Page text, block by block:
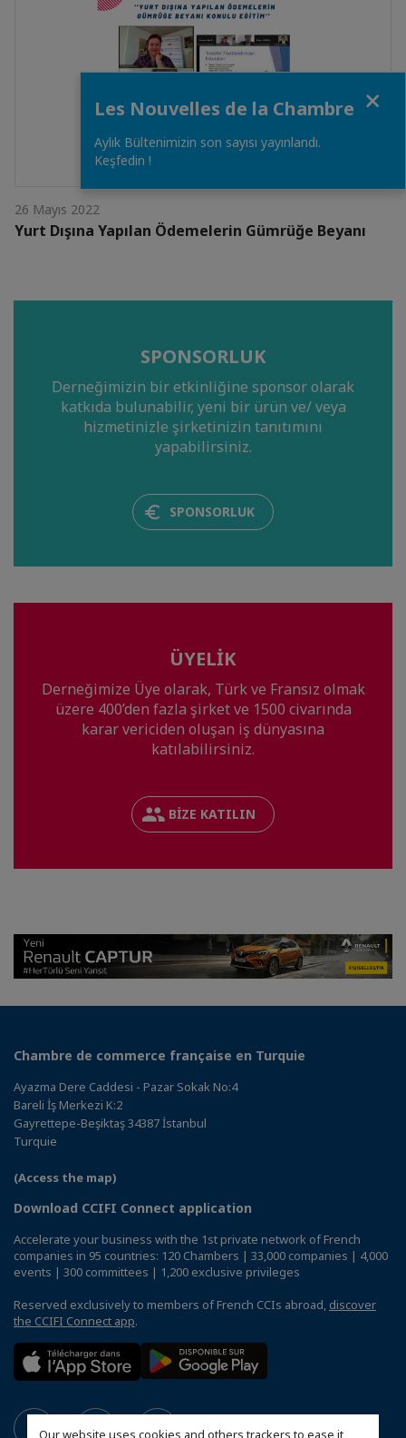
Our website uses cookies and others trackers to ease it
26 Mayıs 2022
Yurt Dışına Yapılan Ödemelerin Gümrüğe Beyanı
SPONSORLUK
Derneğimizin bir etkinliğine sponsor olarak
katkıda bulunabilir, yeni bir ürün ve/ veya
hizmetinizle şirketinizin tanıtımını
yapabilirsiniz.
SPONSORLUK
ÜYELİK
Derneğimize Üye olarak, Türk ve Fransız olmak
üzere 400’den fazla şirket ve 1500 civarında
karar vericiden oluşan iş dünyasına
katılabilirsiniz.
BIZE KATILIN
Chambre de commerce française en Turquie
Ayazma Dere Caddesi - Pazar Sokak No:4
Bareli İş Merkezi K:2
Gayrettepe-Beşiktaş 34387 İstanbul
Turquie
(Access the map)
Download CCIFI Connect application
Accelerate your business with the 1st private network of French
companies in 95 countries: 120 Chambers | 33,000 companies | 4,000
events | 300 committees | 1,200 exclusive privileges
Reserved exclusively to members of French CCIs abroad, discover
the CCIFI Connect app.
Les Nouvelles de la Chambre
Aylık Bültenimizin son sayısı yayınlandı.
Keşfedin !